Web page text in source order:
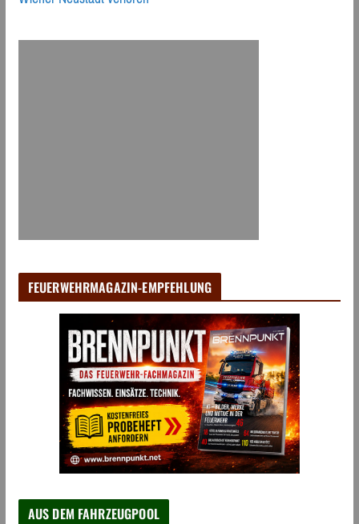
FEUERWEHRMAGAZIN-EMPFEHLUNG
AUS DEM FAHRZEUGPOOL